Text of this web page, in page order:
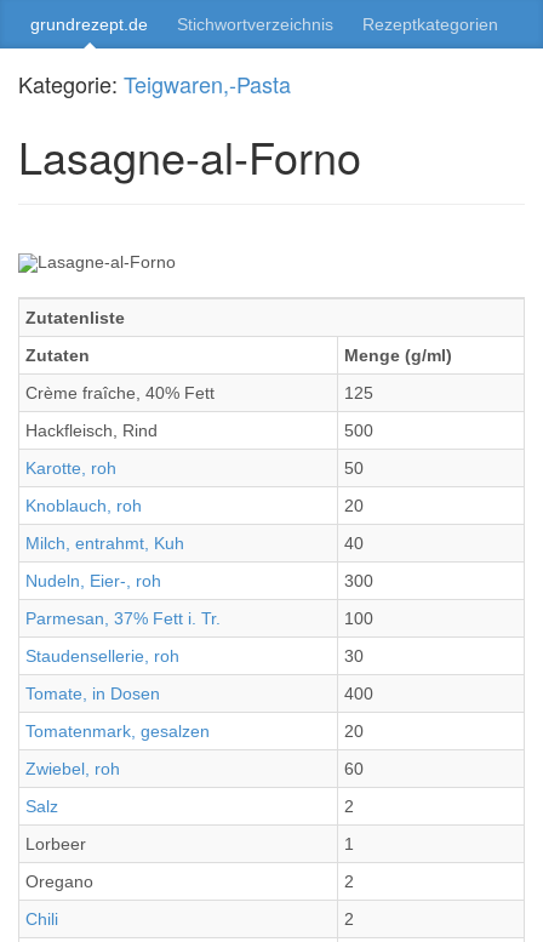
grundrezept.de Stichwortverzeichnis Rezeptkategorien
Kategorie: Teigwaren,-Pasta
Lasagne-al-Forno
Zutatenliste
Zutaten
Menge (g/ml)
Crème fraîche, 40% Fett
125
Hackfleisch, Rind
500
Karotte, roh
50
Knoblauch, roh
20
Milch, entrahmt, Kuh
40
Nudeln, Eier-, roh
300
Parmesan, 37% Fett i. Tr.
100
Staudensellerie, roh
30
Tomate, in Dosen
400
Tomatenmark, gesalzen
20
Zwiebel, roh
60
Salz
2
Lorbeer
1
Oregano
2
Chili
2